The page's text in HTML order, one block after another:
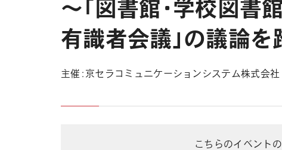
～「図書館・学校図
有識者会議」の議論
主催：京セラコミュニケーションシステム株式会社
こちらのイベント